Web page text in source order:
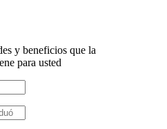
y beneficios que la
para usted